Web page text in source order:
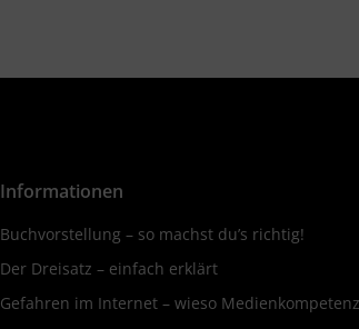
Informationen
Buchvorstellung – so machst du’s richtig!
Der Dreisatz – einfach erklärt
Gefahren im Internet – wieso